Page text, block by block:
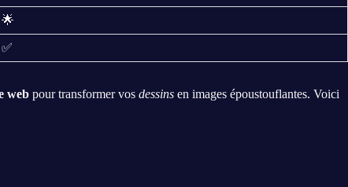
🌟
✅
web pour transformer vos dessins en images époustouflantes. Voici